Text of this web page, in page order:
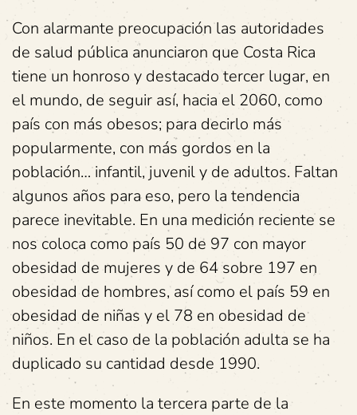
Con alarmante preocupación las autoridades
de salud pública anunciaron que Costa Rica
tiene un honroso y destacado tercer lugar, en
el mundo, de seguir así, hacia el 2060, como
país con más obesos; para decirlo más
popularmente, con más gordos en la
población… infantil, juvenil y de adultos. Faltan
algunos años para eso, pero la tendencia
parece inevitable. En una medición reciente se
nos coloca como país 50 de 97 con mayor
obesidad de mujeres y de 64 sobre 197 en
obesidad de hombres, así como el país 59 en
obesidad de niñas y el 78 en obesidad de
niños. En el caso de la población adulta se ha
duplicado su cantidad desde 1990.
En este momento la tercera parte de la